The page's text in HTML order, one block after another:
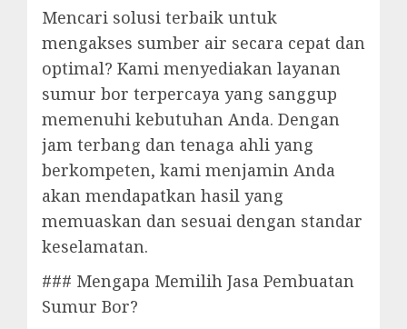
Mencari solusi terbaik untuk
mengakses sumber air secara cepat dan
optimal? Kami menyediakan layanan
sumur bor terpercaya yang sanggup
memenuhi kebutuhan Anda. Dengan
jam terbang dan tenaga ahli yang
berkompeten, kami menjamin Anda
akan mendapatkan hasil yang
memuaskan dan sesuai dengan standar
keselamatan.
### Mengapa Memilih Jasa Pembuatan
Sumur Bor?